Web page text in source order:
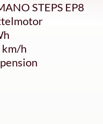
STEPS EP8
km/h